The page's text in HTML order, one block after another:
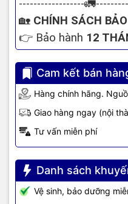
------------------🚛
🏡 CHÍNH SÁCH
👉 Bảo hành 12
Cam kết bán
Hàng chính hãng.
Giao hàng ngay (nội
Tư vấn miễn phí
Danh sách
Vệ sinh, bảo dưỡng
nhiệtCooler Boost 5độc
và các ống đồng tản
luôn giữ được nhiệt độ
định ngay cả khi "chiến"
Đa Dạng Cổng Kết
Phụ Kiện
Laptop được trang bị đầy
1x Cổng Type-C (USB 3.2
2x Cổng Type-A USB 3.2